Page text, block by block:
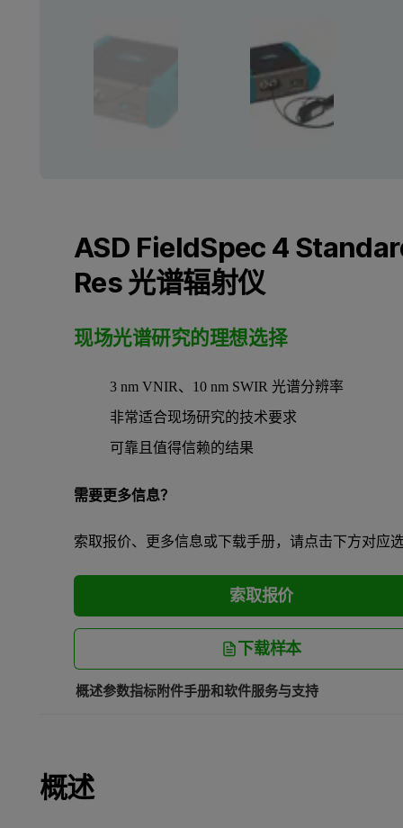
ASD FieldSpec 4
Res 光谱辐射仪
现场光谱研究的理想选择
3 nm VNIR、10 nm SWIR 光谱分辨率
非常适合现场研究的技术要求
可靠且值得信赖的结果
需要更多信息？
索取报价、更多信息或下载手册，请点击下方对应
索取报价
下载样本
概述参数指标附件手册和软件服务与支持
概述